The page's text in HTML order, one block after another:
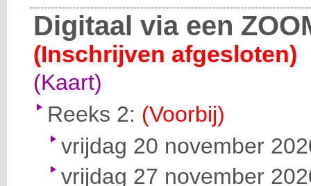
Digitaal via een
(Inschrijven afgesloten)
(Kaart)
Reeks 2: (Voorbij)
vrijdag 20 november
vrijdag 27 november